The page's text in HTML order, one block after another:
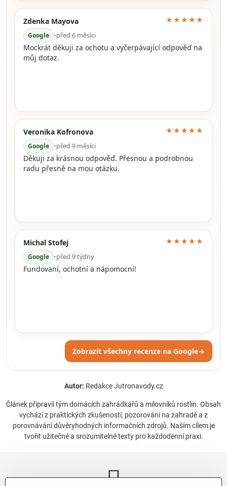
Zdenka Mayova
Google •před 6 měsíci
★★★★★
Mockrát děkuji za ochotu a vyčerpávající odpověď na
můj dotaz.
Veronika Kofronova
Google •před 9 měsíci
★★★★★
Děkuji za krásnou odpověď. Přesnou a podrobnou
radu přesně na mou otázku.
Michal Stofej
Google •před 9 týdny
★★★★★
Fundovaní, ochotní a nápomocní!
Zobrazit všechny recenze na Google→
Autor: Redakce Jutronavody.cz
Článek připravil tým domácích zahrádkářů a milovníků rostlin. Obsah
vychází z praktických zkušeností, pozorování na zahradě a z
porovnávání důvěryhodných informačních zdrojů. Naším cílem je
tvořit užitečné a srozumitelné texty pro každodenní praxi.